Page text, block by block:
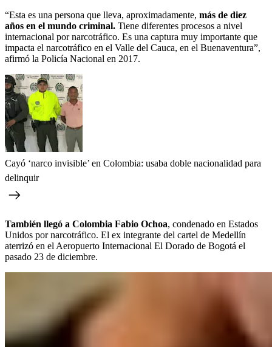
“Esta es una persona que lleva, aproximadamente, más de diez
años en el mundo criminal. Tiene diferentes procesos a nivel
internacional por narcotráfico. Es una captura muy importante que
impacta el narcotráfico en el Valle del Cauca, en el Buenaventura”,
afirmó la Policía Nacional en 2017.
Cayó ‘narco invisible’ en Colombia: usaba doble nacionalidad para
delinquir
También llegó a Colombia Fabio Ochoa, condenado en Estados
Unidos por narcotráfico. El ex integrante del cartel de Medellín
aterrizó en el Aeropuerto Internacional El Dorado de Bogotá el
pasado 23 de diciembre.